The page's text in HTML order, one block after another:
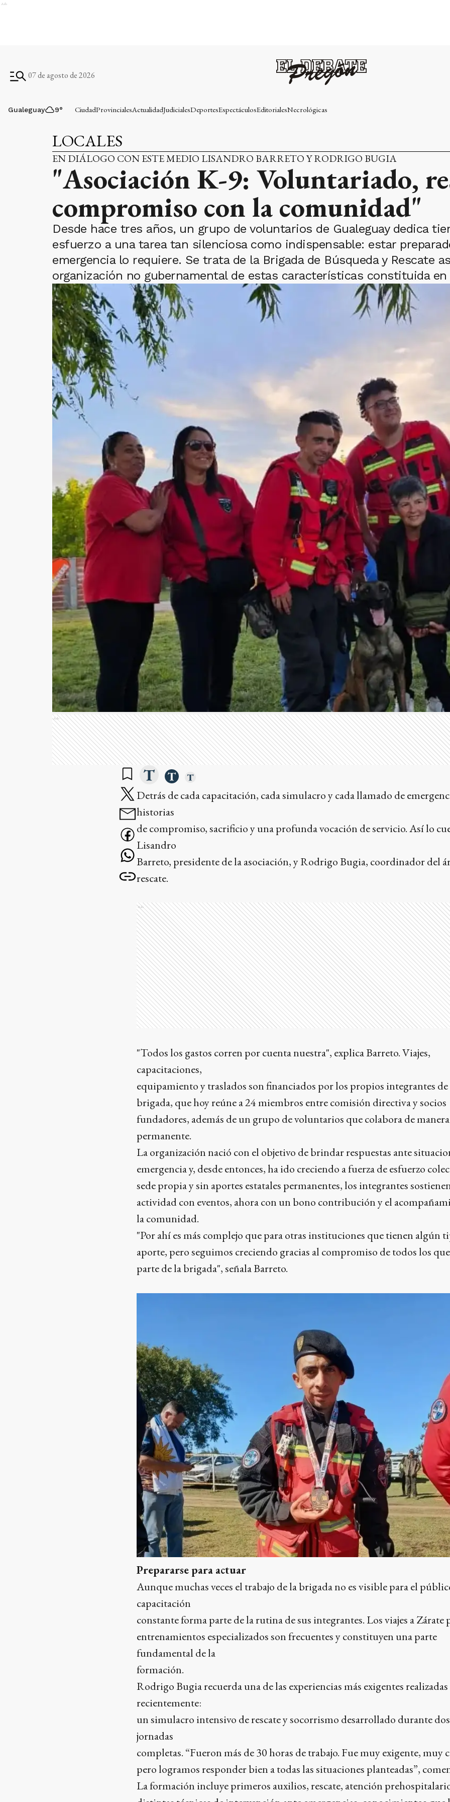
Ads
07 de agosto de 2026
Gualeguay 9° CiudadProvincialesActualidadJudicialesDeportesEspectáculosEditorialesNecrológicas
LOCALES
EN DIÁLOGO CON ESTE MEDIO LISANDRO BARRETO Y RODRIGO BUGIA
"Asociación K-9: Voluntariado,
compromiso con la comunidad"
Desde hace tres años, un grupo de voluntarios de Gualeguay dedica
esfuerzo a una tarea tan silenciosa como indispensable: estar
emergencia lo requiere. Se trata de la Brigada de Búsqueda y Rescate
organización no gubernamental de estas características constituida
Ads
Detrás de cada capacitación, cada simulacro y cada llamado de
historias
de compromiso, sacrificio y una profunda vocación de servicio. Así lo
Lisandro
Barreto, presidente de la asociación, y Rodrigo Bugia, coordinador del
rescate.
Ads
"Todos los gastos corren por cuenta nuestra", explica Barreto. Viajes,
capacitaciones,
equipamiento y traslados son financiados por los propios integrantes de
brigada, que hoy reúne a 24 miembros entre comisión directiva y socios
fundadores, además de un grupo de voluntarios que colabora de manera
permanente.
La organización nació con el objetivo de brindar respuestas ante
emergencia y, desde entonces, ha ido creciendo a fuerza de esfuerzo
sede propia y sin aportes estatales permanentes, los integrantes
actividad con eventos, ahora con un bono contribución y el
la comunidad.
"Por ahí es más complejo que para otras instituciones que tienen algún
aporte, pero seguimos creciendo gracias al compromiso de todos los
parte de la brigada", señala Barreto.
Prepararse para actuar
Aunque muchas veces el trabajo de la brigada no es visible para el
capacitación
constante forma parte de la rutina de sus integrantes. Los viajes a Zárate
entrenamientos especializados son frecuentes y constituyen una parte
fundamental de la
formación.
Rodrigo Bugia recuerda una de las experiencias más exigentes realizadas
recientemente:
un simulacro intensivo de rescate y socorrismo desarrollado durante dos
jornadas
completas. “Fueron más de 30 horas de trabajo. Fue muy exigente, muy
pero logramos responder bien a todas las situaciones planteadas”,
La formación incluye primeros auxilios, rescate, atención